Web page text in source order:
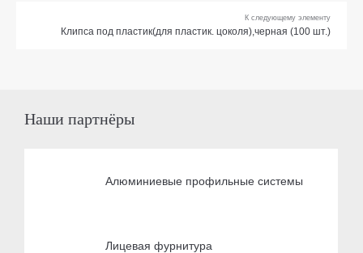
К следующему элементу
Клипса под пластик(для пластик. цоколя),черная (100 шт.)
Наши партнёры
Алюминиевые профильные системы
Лицевая фурнитура